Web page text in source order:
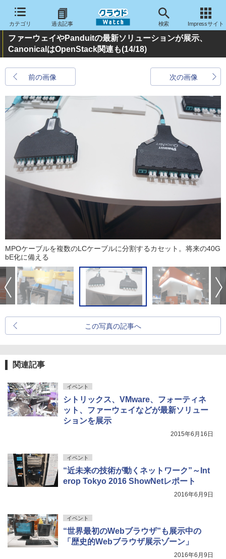
カテゴリ 過去記事 検索 Impressサイト
ファーウェイやPanduitの最新ソリューションが展示、
CanonicalはOpenStack関連も(14/18)
前の画像 次の画像
MPOケーブルを複数のLCケーブルに分割するカセット。将来の40G
bE化に備える
この写真の記事へ
関連記事
イベント
シトリックス、VMware、フォーティネ
ット、ファーウェイなどが最新ソリュー
ションを展示
2015年6月16日
イベント
“近未来の技術が動くネットワーク”～Int
erop Tokyo 2016 ShowNetレポート
2016年6月9日
イベント
“世界最初のWebブラウザ”も展示中の
「歴史的Webブラウザ展示ゾーン」
2016年6月9日